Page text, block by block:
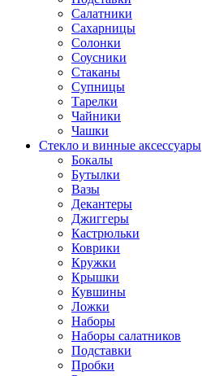
Салатники
Сахарницы
Солонки
Соусники
Стаканы
Супницы
Тарелки
Чайники
Чашки
Стекло и винные аксессуары
Бокалы
Бутылки
Вазы
Декантеры
Джиггеры
Кастрюльки
Коврики
Кружки
Крышки
Кувшины
Ложки
Наборы
Наборы салатников
Подставки
Пробки